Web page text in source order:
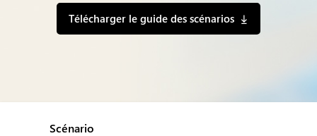
Télécharger le guide des scénarios
Scénario